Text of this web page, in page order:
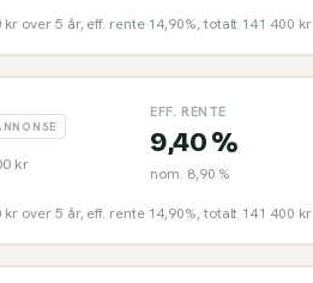
kr over 5 år, eff. rente 14,90%, totalt 141 400 kr
kr
EFF. RENTE
9,40 %
nom. 8,90 %
kr over 5 år, eff. rente 14,90%, totalt 141 400 kr